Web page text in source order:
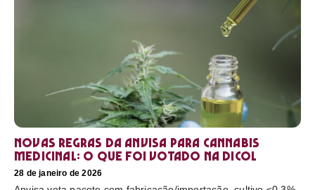
Novas regras da Anvisa para cannabis
medicinal: o que foi votado na Dicol
28 de janeiro de 2026